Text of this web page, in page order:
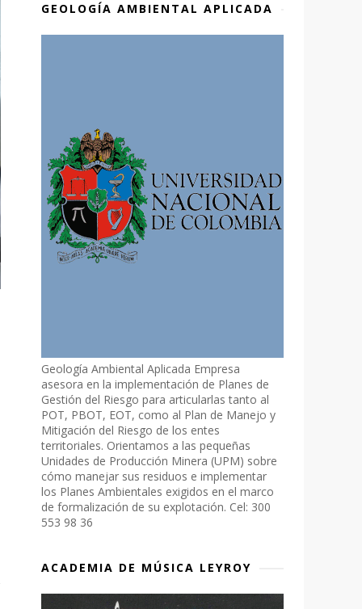
GEOLOGÍA AMBIENTAL APLICADA
Geología Ambiental Aplicada Empresa
asesora en la implementación de Planes de
Gestión del Riesgo para articularlas tanto al
POT, PBOT, EOT, como al Plan de Manejo y
Mitigación del Riesgo de los entes
territoriales. Orientamos a las pequeñas
Unidades de Producción Minera (UPM) sobre
cómo manejar sus residuos e implementar
los Planes Ambientales exigidos en el marco
de formalización de su explotación. Cel: 300
553 98 36
ACADEMIA DE MÚSICA LEYROY